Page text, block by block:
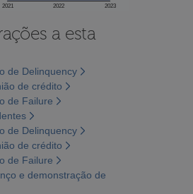
2021 2022 2023
a esta
de Delinquency
de crédito
de Failure
de Delinquency
de crédito
de Failure
e demonstração de